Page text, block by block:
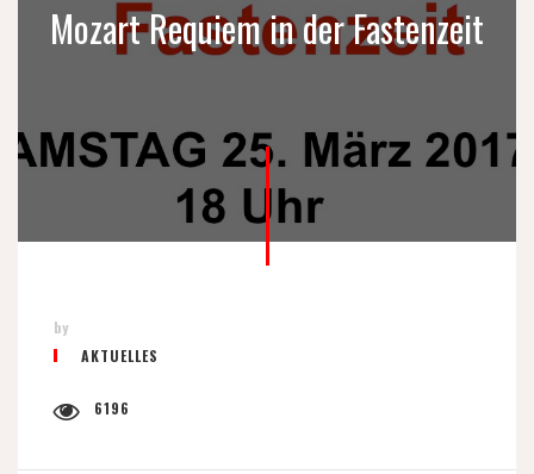
Mozart Requiem in der Fastenzeit
by
AKTUELLES
6196